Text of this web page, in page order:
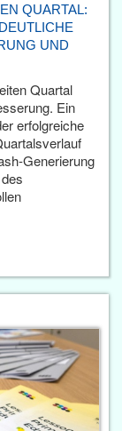
QUARTAL:
UND
Quartal
Ein
erfolgreiche
Generierung